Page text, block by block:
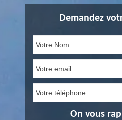
Demandez
On vous